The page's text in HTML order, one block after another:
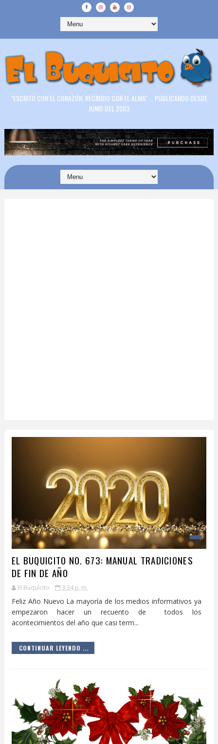
"ESCRITO CON EL CORAZÓN, RECIBIDO CON EL ALMA" ... PUBLICANDO DESDE
JUNIO DEL 2003
EL BUQUICITO NO. 673: MANUAL TRADICIONES
DE FIN DE AÑO
El Buquìcito 3:34 p. m.
Feliz Año Nuevo La mayoría de los medios informativos ya
empezaron hacer un recuento de todos los
acontecimientos del año que casi term...
CONTINUAR LEYENDO ...